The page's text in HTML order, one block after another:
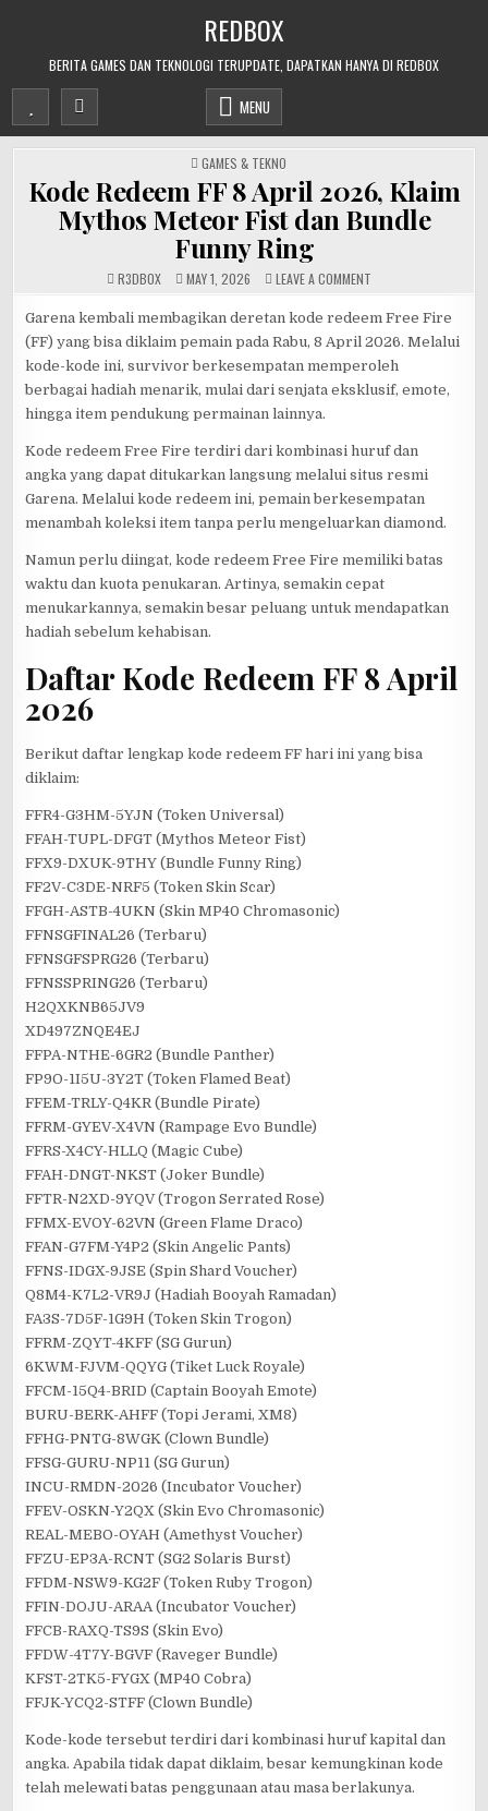
REDBOX
BERITA GAMES DAN TEKNOLOGI TERUPDATE, DAPATKAN HANYA DI REDBOX
MENU
POSTED
IN
GAMES & TEKNO
Kode Redeem FF 8 April 2026, Klaim
Mythos Meteor Fist dan Bundle
Funny Ring
R3DB0X MAY 1, 2026 LEAVE A COMMENTON
FF
APRIL
2026,
KLAIM
MYTHOS
METEOR
FUNNY
RING
Garena kembali membagikan deretan kode redeem Free Fire
(FF) yang bisa diklaim pemain pada Rabu, 8 April 2026. Melalui
kode-kode ini, survivor berkesempatan memperoleh
berbagai hadiah menarik, mulai dari senjata eksklusif, emote,
hingga item pendukung permainan lainnya.
Kode redeem Free Fire terdiri dari kombinasi huruf dan
angka yang dapat ditukarkan langsung melalui situs resmi
Garena. Melalui kode redeem ini, pemain berkesempatan
menambah koleksi item tanpa perlu mengeluarkan diamond.
Namun perlu diingat, kode redeem Free Fire memiliki batas
waktu dan kuota penukaran. Artinya, semakin cepat
menukarkannya, semakin besar peluang untuk mendapatkan
hadiah sebelum kehabisan.
Daftar Kode Redeem FF 8 April
2026
Berikut daftar lengkap kode redeem FF hari ini yang bisa
diklaim:
FFR4-G3HM-5YJN (Token Universal)
FFAH-TUPL-DFGT (Mythos Meteor Fist)
FFX9-DXUK-9THY (Bundle Funny Ring)
FF2V-C3DE-NRF5 (Token Skin Scar)
FFGH-ASTB-4UKN (Skin MP40 Chromasonic)
FFNSGFINAL26 (Terbaru)
FFNSGFSPRG26 (Terbaru)
FFNSSPRING26 (Terbaru)
H2QXKNB65JV9
XD497ZNQE4EJ
FFPA-NTHE-6GR2 (Bundle Panther)
FP9O-1I5U-3Y2T (Token Flamed Beat)
FFEM-TRLY-Q4KR (Bundle Pirate)
FFRM-GYEV-X4VN (Rampage Evo Bundle)
FFRS-X4CY-HLLQ (Magic Cube)
FFAH-DNGT-NKST (Joker Bundle)
FFTR-N2XD-9YQV (Trogon Serrated Rose)
FFMX-EVOY-62VN (Green Flame Draco)
FFAN-G7FM-Y4P2 (Skin Angelic Pants)
FFNS-IDGX-9JSE (Spin Shard Voucher)
Q8M4-K7L2-VR9J (Hadiah Booyah Ramadan)
FA3S-7D5F-1G9H (Token Skin Trogon)
FFRM-ZQYT-4KFF (SG Gurun)
6KWM-FJVM-QQYG (Tiket Luck Royale)
FFCM-15Q4-BRID (Captain Booyah Emote)
BURU-BERK-AHFF (Topi Jerami, XM8)
FFHG-PNTG-8WGK (Clown Bundle)
FFSG-GURU-NP11 (SG Gurun)
INCU-RMDN-2026 (Incubator Voucher)
FFEV-OSKN-Y2QX (Skin Evo Chromasonic)
REAL-MEBO-OYAH (Amethyst Voucher)
FFZU-EP3A-RCNT (SG2 Solaris Burst)
FFDM-NSW9-KG2F (Token Ruby Trogon)
FFIN-DOJU-ARAA (Incubator Voucher)
FFCB-RAXQ-TS9S (Skin Evo)
FFDW-4T7Y-BGVF (Raveger Bundle)
KFST-2TK5-FYGX (MP40 Cobra)
FFJK-YCQ2-STFF (Clown Bundle)
Kode-kode tersebut terdiri dari kombinasi huruf kapital dan
angka. Apabila tidak dapat diklaim, besar kemungkinan kode
telah melewati batas penggunaan atau masa berlakunya.